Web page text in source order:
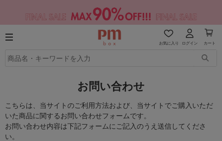
お気に入り ログイン カート
お問い合わせ
こちらは、当サイトのご利用方法および、当サイトでご購入いただ
いた商品に関するお問い合わせフォームです。
お問い合わせ内容は下記フォームにご記入のうえ送信してくださ
い。